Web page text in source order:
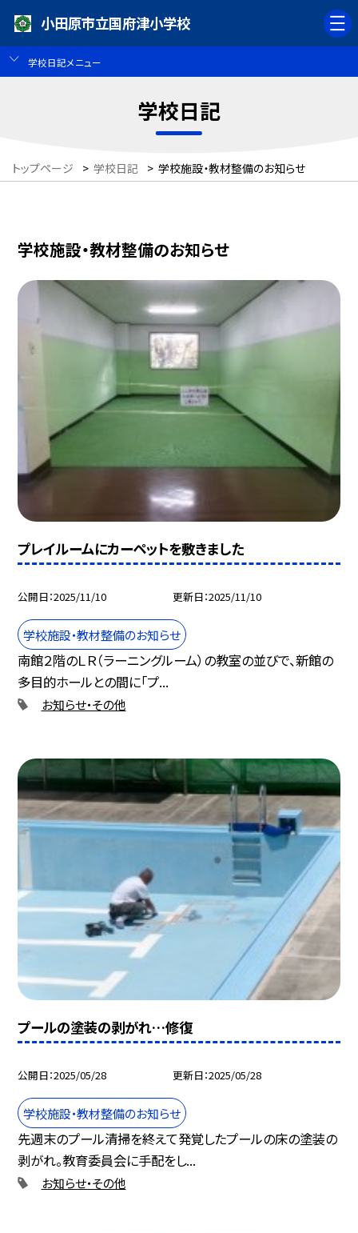
小田原市立国府津小学校
学校日記メニュー
学校日記
トップページ > 学校日記 > 学校施設・教材整備のお知らせ
学校施設・教材整備のお知らせ
プレイルームにカーペットを敷きました
公開日 2025/11/10 更新日 2025/11/10
学校施設・教材整備のお知らせ
南館２階のＬＲ（ラーニングルーム）の教室の並びで、新館の
多目的ホールとの間に「プ...
お知らせ・その他
プールの塗装の剥がれ…修復
公開日 2025/05/28 更新日 2025/05/28
学校施設・教材整備のお知らせ
先週末のプール清掃を終えて発覚したプールの床の塗装の
剥がれ。教育委員会に手配をし...
お知らせ・その他